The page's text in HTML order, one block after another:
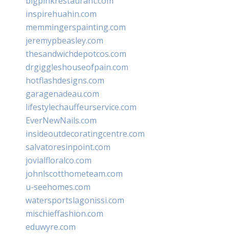
inspirehuahin.com
memmingerspainting.com
jeremypbeasley.com
thesandwichdepotcos.com
drgiggleshouseofpain.com
hotflashdesigns.com
garagenadeau.com
lifestylechauffeurservice.com
EverNewNails.com
insideoutdecoratingcentre.com
salvatoresinpoint.com
jovialfloralco.com
johnlscotthometeam.com
u-seehomes.com
watersportslagonissi.com
mischieffashion.com
eduwyre.com